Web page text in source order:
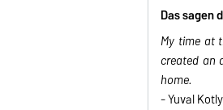
Das sagen
My time at
created an
home.
- Yuval